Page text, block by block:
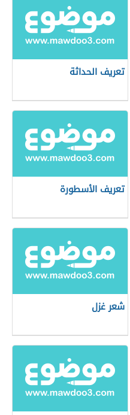
تعريف الحداثة
تعريف الأسطورة
شعر غزل